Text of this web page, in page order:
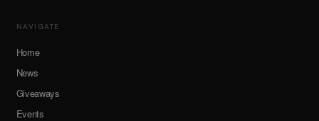
NAVIGATE
Home
News
Giveaways
Events